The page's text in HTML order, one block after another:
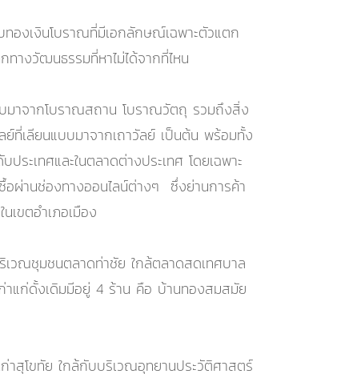
ทองเงินโบราณที่มีเอกลักษณ์เฉพาะตัวแตก
างวัฒนธรรมที่หาไม่ได้จากที่ไหน
มาจากโบราณสถาน โบราณวัตถุ รวมถึงสิ่ง
ที่เลียนแบบมาจากเถาวัลย์ เป็นต้น พร้อมทั้ง
ะเทศและในตลาดต่างประเทศ โดยเฉพาะ
ผ่านช่องทางออนไลน์ต่างๆ ซึ่งย่านการค้า
ขตอำเภอเมือง
เวณชุมชนตลาดท่าชัย ใกล้ตลาดสดเทศบาล
าแก่ดั้งเดิมมีอยู่ 4 ร้าน คือ บ้านทองสมสมัย
าสุโขทัย ใกล้กับบริเวณอุทยานประวัติศาสตร์